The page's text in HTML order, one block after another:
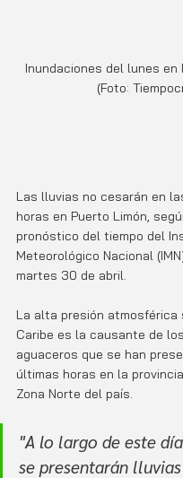
Inundaciones del lunes en
(Foto:
Las lluvias no cesarán en
horas en Puerto Limón,
pronóstico del tiempo del
Meteorológico Nacional
martes 30 de abril.
La alta presión atmosférica
Caribe es la causante de
aguaceros que se han
últimas horas en la
Zona Norte del país.
"A lo largo de este
se presentarán